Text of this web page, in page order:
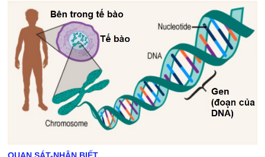
DẤU
VẾT
THAY
ĐỔI
CỦA
VŨ
TRỤ